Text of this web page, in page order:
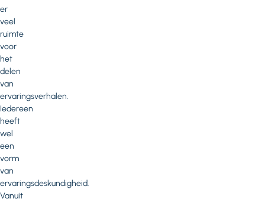
er
veel
ruimte
voor
het
delen
van
ervaringsverhalen.
Iedereen
heeft
wel
een
vorm
van
ervaringsdeskundigheid.
Vanuit